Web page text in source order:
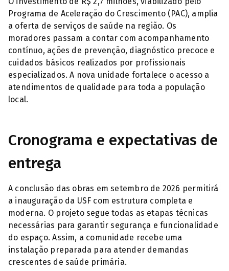
Programa de Aceleração do Crescimento (PAC), amplia
a oferta de serviços de saúde na região. Os
moradores passam a contar com acompanhamento
contínuo, ações de prevenção, diagnóstico precoce e
cuidados básicos realizados por profissionais
especializados. A nova unidade fortalece o acesso a
atendimentos de qualidade para toda a população
local.
Cronograma e expectativas de
entrega
A conclusão das obras em setembro de 2026 permitirá
a inauguração da USF com estrutura completa e
moderna. O projeto segue todas as etapas técnicas
necessárias para garantir segurança e funcionalidade
do espaço. Assim, a comunidade recebe uma
instalação preparada para atender demandas
crescentes de saúde primária.